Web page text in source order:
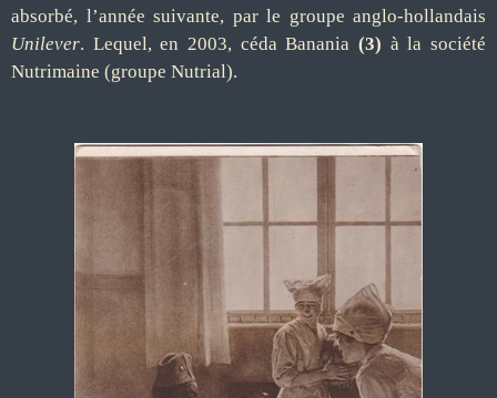
absorbé, l’année suivante, par le groupe anglo-hollandais
Unilever. Lequel, en 2003, céda Banania (3) à la société
Nutrimaine (groupe Nutrial).